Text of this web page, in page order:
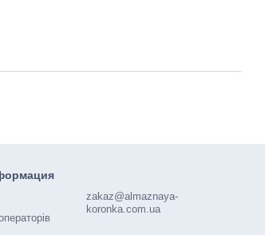
zakaz@almaznaya-
koronka.com.ua